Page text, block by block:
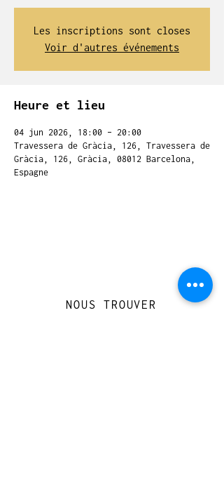
Les inscriptions sont closes
Voir d'autres événements
Heure et lieu
04 jun 2026, 18:00 – 20:00
Travessera de Gràcia, 126, Travessera de
Gràcia, 126, Gràcia, 08012 Barcelona,
Espagne
NOUS TROUVER